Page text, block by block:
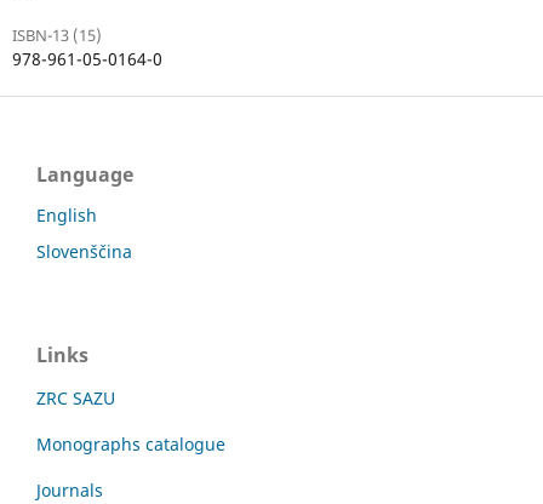
ISBN-13 (15)
978-961-05-0164-0
Language
English
Slovenščina
Links
ZRC SAZU
Monographs catalogue
Journals